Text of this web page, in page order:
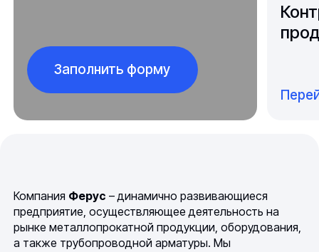
Заполнить форму
Компания Ферус – динамично развивающиеся
предприятие, осуществляющее деятельность на
рынке металлопрокатной продукции, оборудования,
а также трубопроводной арматуры. Мы